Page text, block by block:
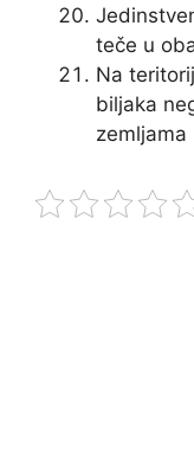
teče u
Na
biljaka
zemljama